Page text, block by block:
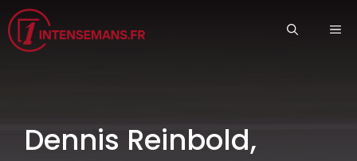
Aller
au
contenu
Dennis Reinbold,